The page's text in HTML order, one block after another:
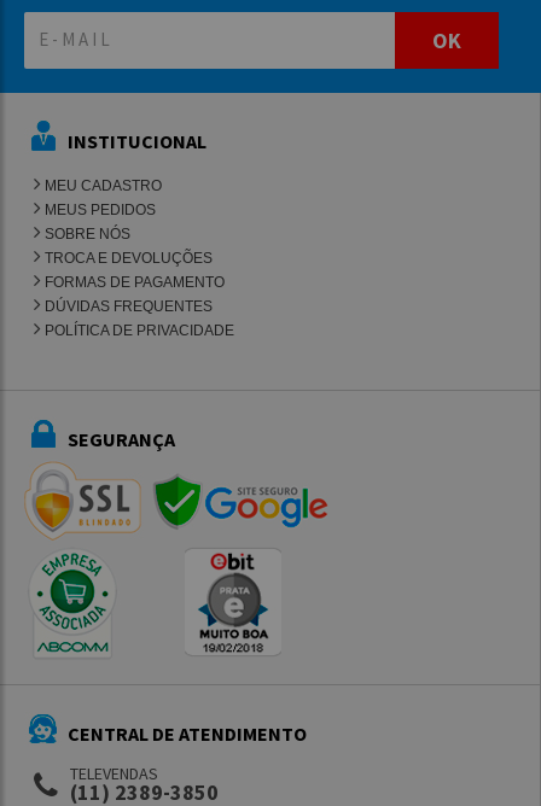
OK
INSTITUCIONAL
MEU CADASTRO
MEUS PEDIDOS
SOBRE NÓS
TROCA E DEVOLUÇÕES
FORMAS DE PAGAMENTO
DÚVIDAS FREQUENTES
POLÍTICA DE PRIVACIDADE
SEGURANÇA
CENTRAL DE ATENDIMENTO
TELEVENDAS
(11) 2389-3850